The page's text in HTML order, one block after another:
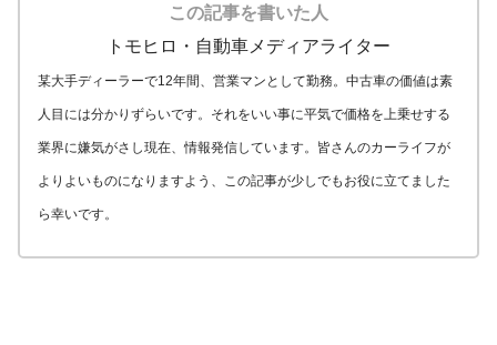
この記事を書いた人
トモヒロ・自動車メディアライター
某大手ディーラーで12年間、営業マンとして勤務。中古車の価値は素
人目には分かりずらいです。それをいい事に平気で価格を上乗せする
業界に嫌気がさし現在、情報発信しています。皆さんのカーライフが
よりよいものになりますよう、この記事が少しでもお役に立てました
ら幸いです。